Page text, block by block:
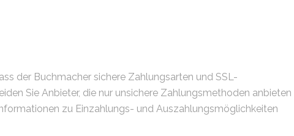
der Buchmacher sichere Zahlungsarten und SSL-
Sie Anbieter, die nur unsichere Zahlungsmethoden anbieten
zu Einzahlungs- und Auszahlungsmöglichkeiten